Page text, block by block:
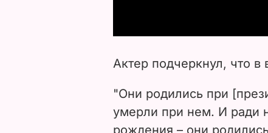
Актер подчеркнул, что в
"Они родились при
умерли при нем. И ради
рождения – они